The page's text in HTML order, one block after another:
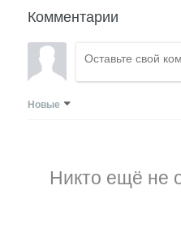
Комментарии
Новые
Никто ещё не